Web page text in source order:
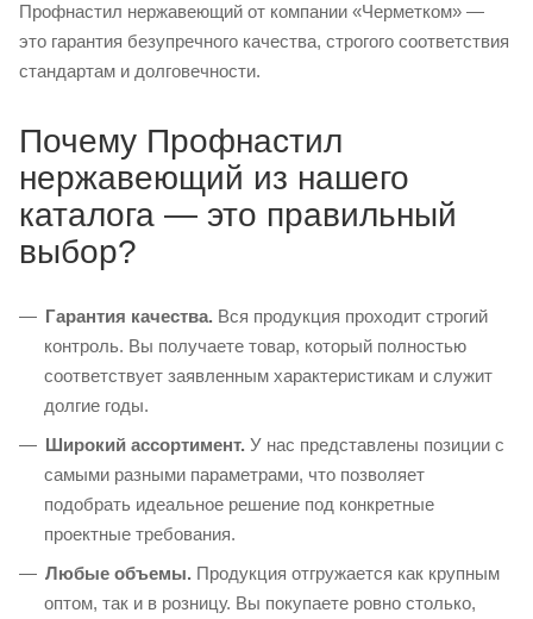
Профнастил нержавеющий от компании «Черметком» —
это гарантия безупречного качества, строгого соответствия
стандартам и долговечности.
Почему Профнастил
нержавеющий из нашего
каталога — это правильный
выбор?
Гарантия качества. Вся продукция проходит строгий
контроль. Вы получаете товар, который полностью
соответствует заявленным характеристикам и служит
долгие годы.
Широкий ассортимент. У нас представлены позиции с
самыми разными параметрами, что позволяет
подобрать идеальное решение под конкретные
проектные требования.
Любые объемы. Продукция отгружается как крупным
оптом, так и в розницу. Вы покупаете ровно столько,